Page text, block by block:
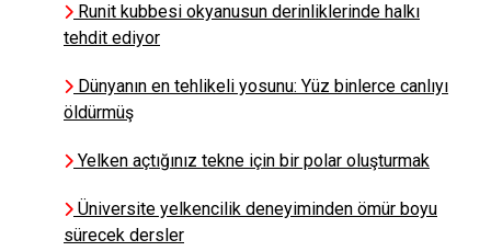
MERİÇ KÖYATASI
ALİ ETHEM KESKİN
Runit kubbesi okyanusun derinliklerinde halkı
tehdit ediyor
Dünyanın en tehlikeli yosunu: Yüz binlerce canlıyı
öldürmüş
Yelken açtığınız tekne için bir polar oluşturmak
Üniversite yelkencilik deneyiminden ömür boyu
sürecek dersler